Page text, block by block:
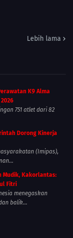
Lebih lama
K9 Alma
751 atlet dari 82
Dorong Kinerja
(Imipas),
Mudik, Kakorlantas:
Fitri
menegaskan
balik...